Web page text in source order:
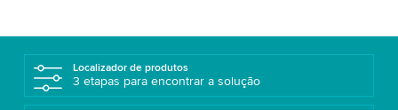
Localizador de produtos
3 etapas para encontrar a solução